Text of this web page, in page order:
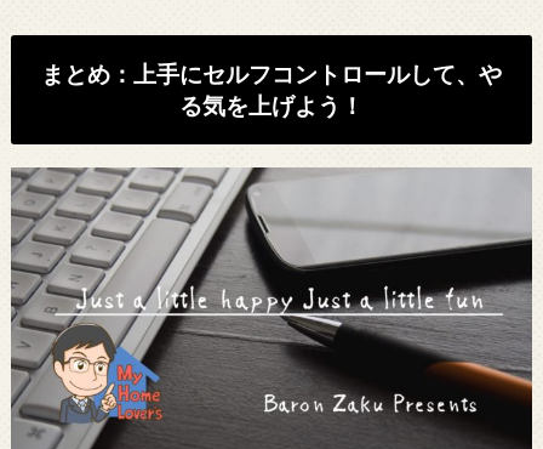
まとめ：上手にセルフコントロールして、や
る気を上げよう！